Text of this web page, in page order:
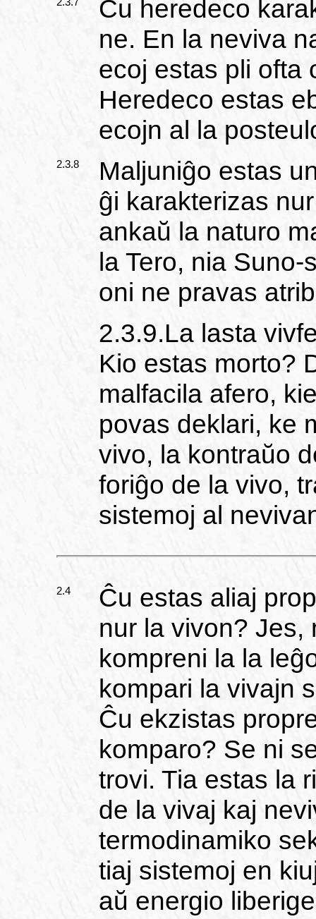
Ĉu heredeco
ne. En la neviva
ecoj estas pli ofta
Heredeco estas
ecojn al la
2.3.8
Maljuniĝo estas
ĝi karakterizas
ankaŭ la naturo
la Tero, nia
oni ne pravas
2.3.9.La lasta
Kio estas morto?
malfacila afero,
povas deklari, ke
vivo, la kontraŭo
foriĝo de la vivo,
sistemoj al
2.4
Ĉu estas aliaj
nur la vivon? Jes,
kompreni la la
kompari la vivajn
Ĉu ekzistas
komparo? Se ni
trovi. Tia estas la
de la vivaj kaj
termodinamiko
tiaj sistemoj en
aŭ energio